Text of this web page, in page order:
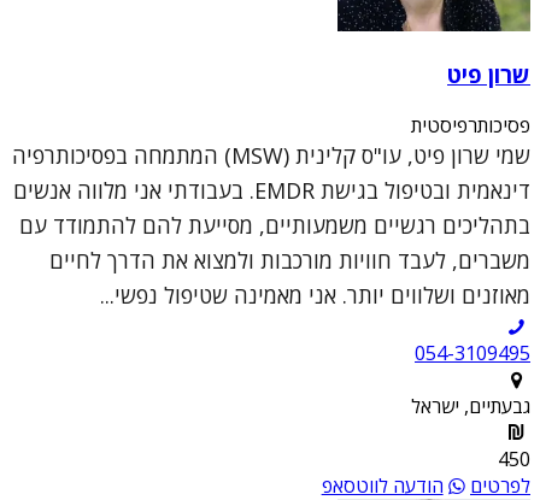
שרון פיט
פסיכותרפיסטית
שמי שרון פיט, עו"ס קלינית (MSW) המתמחה בפסיכותרפיה
דינאמית ובטיפול בגישת EMDR. בעבודתי אני מלווה אנשים
בתהליכים רגשיים משמעותיים, מסייעת להם להתמודד עם
משברים, לעבד חוויות מורכבות ולמצוא את הדרך לחיים
מאוזנים ושלווים יותר. אני מאמינה שטיפול נפשי...
054-3109495
גבעתיים, ישראל
450
לפרטים
הודעה לווטסאפ